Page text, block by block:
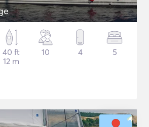
40 ft
12 m
10 4 5